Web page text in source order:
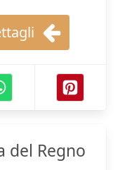
del Regno